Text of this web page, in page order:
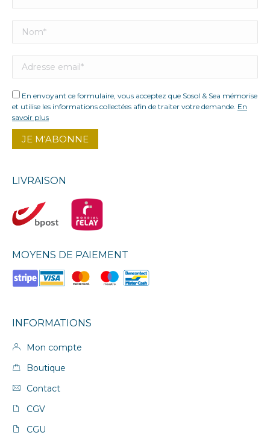
En envoyant ce formulaire, vous acceptez que Sosol & Sea mémorise
et utilise les informations collectées afin de traiter votre demande. En
savoir plus
LIVRAISON
MOYENS DE PAIEMENT
INFORMATIONS
Mon compte
Boutique
Contact
CGV
CGU